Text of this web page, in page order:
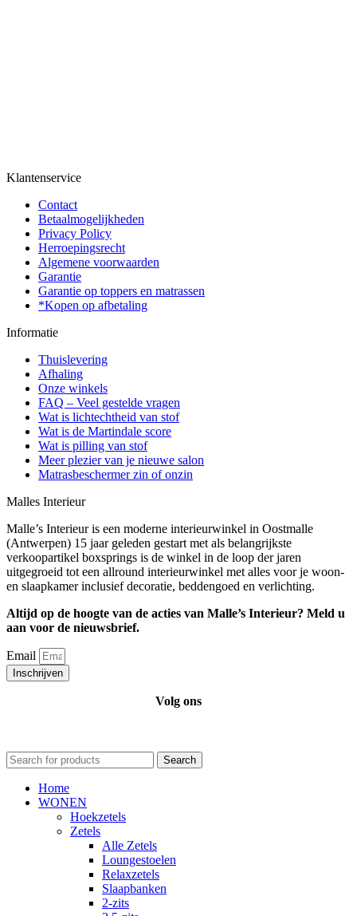
Klantenservice
Contact
Betaalmogelijkheden
Privacy Policy
Herroepingsrecht
Algemene voorwaarden
Garantie
Garantie op toppers en matrassen
*Kopen op afbetaling
Informatie
Thuislevering
Afhaling
Onze winkels
FAQ – Veel gestelde vragen
Wat is lichtechtheid van stof
Wat is de Martindale score
Wat is pilling van stof
Meer plezier van je nieuwe salon
Matrasbeschermer zin of onzin
Malles Interieur
Malle’s Interieur is een moderne interieurwinkel in Oostmalle
(Antwerpen) 15 jaar geleden gestart met als belangrijkste
verkoopartikel boxsprings is de winkel in de loop der jaren
uitgegroeid tot een allround interieurwinkel met alles voor je woon-
en slaapkamer inclusief decoratie, beddengoed en verlichting.
Altijd op de hoogte van de acties van Malle’s Interieur? Meld u
aan voor de nieuwsbrief.
Email
Inschrijven
Volg ons
Search
Home
WONEN
Hoekzetels
Zetels
Alle Zetels
Loungestoelen
Relaxzetels
Slaapbanken
2-zits